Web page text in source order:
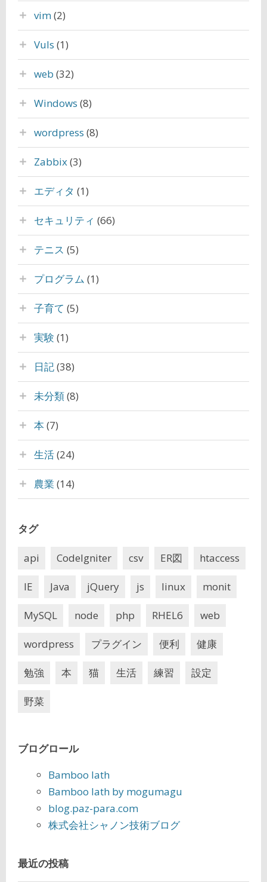
vim(2)
Vuls (1)
web (32)
Windows (8)
wordpress (8)
Zabbix(3)
エディタ (1)
セキュリティ (66)
テニス (5)
プログラム (1)
子育て (5)
実験 (1)
日記(38)
未分類(8)
本 (7)
生活(24)
農業 (14)
タグ
api CodeIgniter csv ER図 htaccess
IE Java jQuery js linux monit
MySQL node php RHEL6 web
wordpress プラグイン 便利 健康
勉強 本 猫 生活 練習 設定
野菜
ブログロール
Bamboo lath
Bamboo lath by mogumagu
blog.paz-para.com
株式会社シャノン技術ブログ
最近の投稿